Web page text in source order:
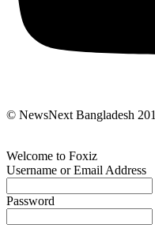
© NewsNext Bangladesh
Welcome to Foxiz
Username or Email Address
Password